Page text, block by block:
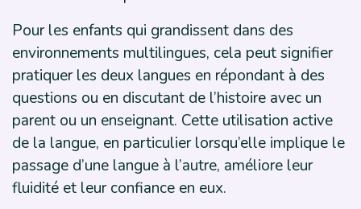
Pour les enfants qui grandissent dans des
environnements multilingues, cela peut signifier
pratiquer les deux langues en répondant à des
questions ou en discutant de l’histoire avec un
parent ou un enseignant. Cette utilisation active
de la langue, en particulier lorsqu’elle implique le
passage d’une langue à l’autre, améliore leur
fluidité et leur confiance en eux.